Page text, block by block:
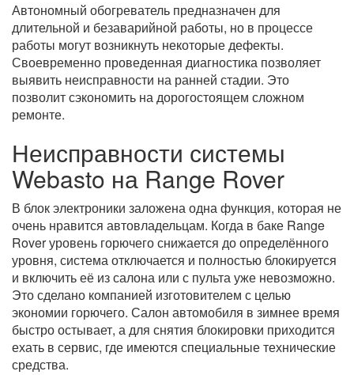
Автономный обогреватель предназначен для
длительной и безаварийной работы, но в процессе
работы могут возникнуть некоторые дефекты.
Своевременно проведенная диагностика позволяет
выявить неисправности на ранней стадии. Это
позволит сэкономить на дорогостоящем сложном
ремонте.
Неисправности системы
Webasto на Range Rover
В блок электроники заложена одна функция, которая не
очень нравится автовладельцам. Когда в баке Range
Rover уровень горючего снижается до определённого
уровня, система отключается и полностью блокируется
и включить её из салона или с пульта уже невозможно.
Это сделано компанией изготовителем с целью
экономии горючего. Салон автомобиля в зимнее время
быстро остывает, а для снятия блокировки приходится
ехать в сервис, где имеются специальные технические
средства.